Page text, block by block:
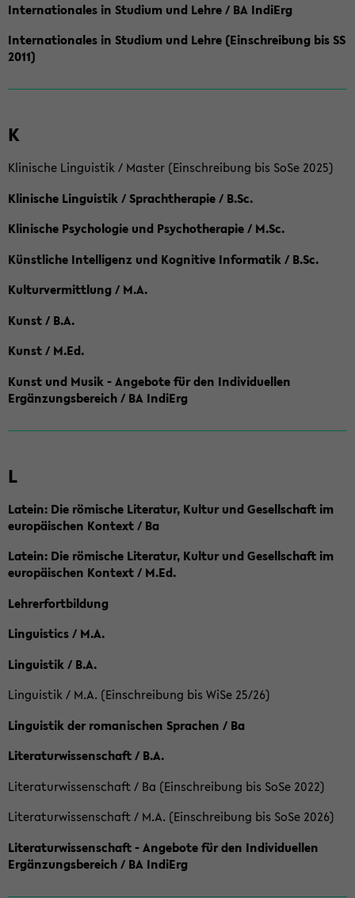
Internationales in Studium und Lehre / BA IndiErg
Internationales in Studium und Lehre (Einschreibung bis SS
2011)
K
Klinische Linguistik / Master (Einschreibung bis SoSe 2025)
Klinische Linguistik / Sprachtherapie / B.Sc.
Klinische Psychologie und Psychotherapie / M.Sc.
Künstliche Intelligenz und Kognitive Informatik / B.Sc.
Kulturvermittlung / M.A.
Kunst / B.A.
Kunst / M.Ed.
Kunst und Musik - Angebote für den Individuellen
Ergänzungsbereich / BA IndiErg
L
Latein: Die römische Literatur, Kultur und Gesellschaft im
europäischen Kontext / Ba
Latein: Die römische Literatur, Kultur und Gesellschaft im
europäischen Kontext / M.Ed.
Lehrerfortbildung
Linguistics / M.A.
Linguistik / B.A.
Linguistik / M.A. (Einschreibung bis WiSe 25/26)
Linguistik der romanischen Sprachen / Ba
Literaturwissenschaft / B.A.
Literaturwissenschaft / Ba (Einschreibung bis SoSe 2022)
Literaturwissenschaft / M.A. (Einschreibung bis SoSe 2026)
Literaturwissenschaft - Angebote für den Individuellen
Ergänzungsbereich / BA IndiErg